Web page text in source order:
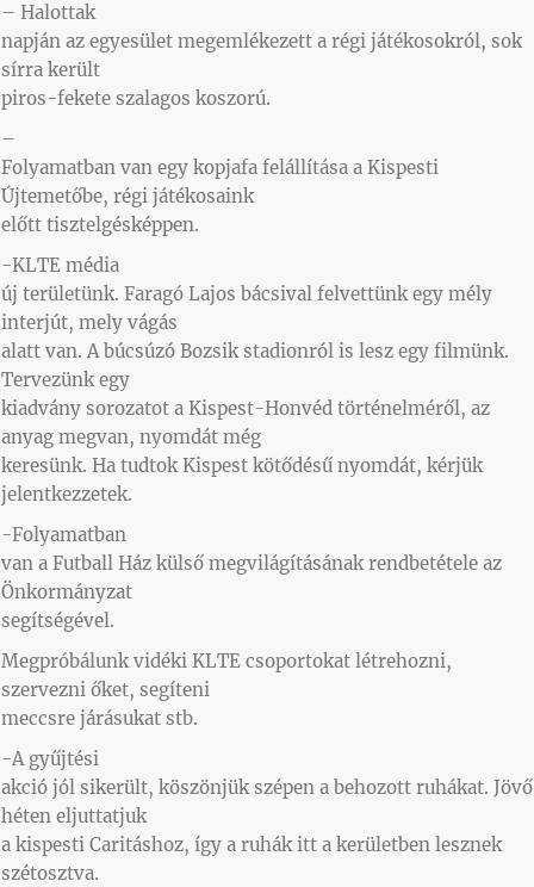
– Halottak
napján az egyesület megemlékezett a régi játékosokról, sok
sírra került
piros-fekete szalagos koszorú.
–
Folyamatban van egy kopjafa felállítása a Kispesti
Újtemetőbe, régi játékosaink
előtt tisztelgésképpen.
-KLTE média
új területünk. Faragó Lajos bácsival felvettünk egy mély
interjút, mely vágás
alatt van. A búcsúzó Bozsik stadionról is lesz egy filmünk.
Tervezünk egy
kiadvány sorozatot a Kispest-Honvéd történelméről, az
anyag megvan, nyomdát még
keresünk. Ha tudtok Kispest kötődésű nyomdát, kérjük
jelentkezzetek.
-Folyamatban
van a Futball Ház külső megvilágításának rendbetétele az
Önkormányzat
segítségével.
Megpróbálunk vidéki KLTE csoportokat létrehozni,
szervezni őket, segíteni
meccsre járásukat stb.
-A gyűjtési
akció jól sikerült, köszönjük szépen a behozott ruhákat. Jövő
héten eljuttatjuk
a kispesti Caritáshoz, így a ruhák itt a kerületben lesznek
szétosztva.